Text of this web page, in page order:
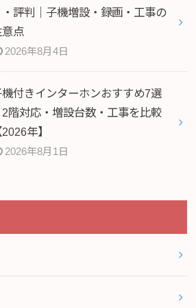
・評判｜子機増設・録画・工事の
意点
2026年8月4日
機付きインターホンおすすめ7選
2階対応・増設台数・工事を比較
2026年】
2026年8月1日